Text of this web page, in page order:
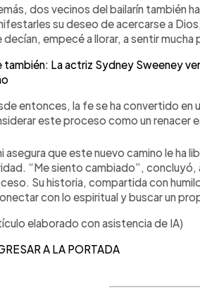
dos vecinos del bailarín también
su deseo de acercarse a
decían, empecé a llorar, a sentir mucha
también: La actriz Sydney Sweeney
entonces, la fe se ha convertido en
este proceso como un renacer
asegura que este nuevo camino le ha
“Me siento cambiado”, concluyó,
Su historia, compartida con
con lo espiritual y buscar un
elaborado con asistencia de IA)
A LA PORTADA